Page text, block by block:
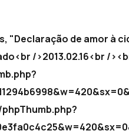
"Declaração de amor à
/>2013.02.16<br /